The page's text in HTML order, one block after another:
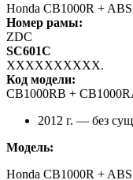
Honda CB1000R +
Номер рамы:
ZDC
SC601C
XXXXXXXXXX.
Код модели:
CB1000RB +
2012 г. — без
Модель:
Honda CB1000R +